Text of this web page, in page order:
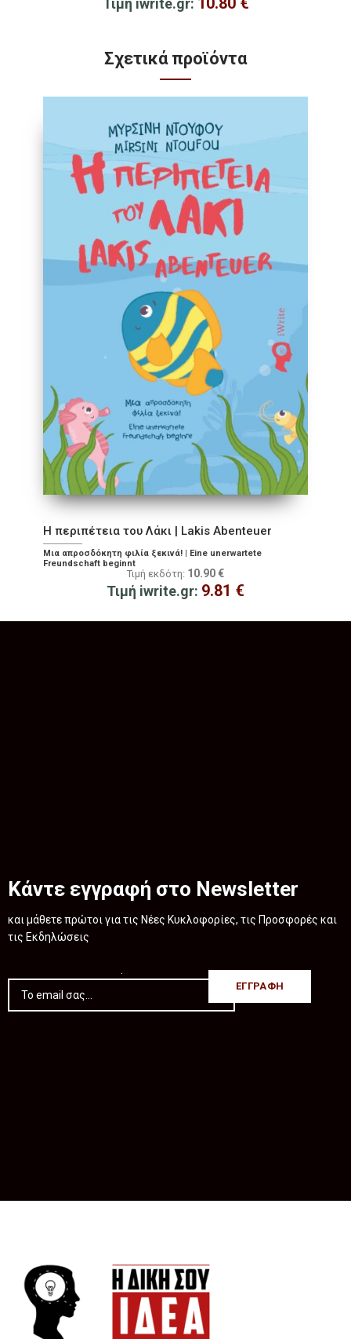
Τιμή iwrite.gr:
Σχετικά προϊόντα
Η περιπέτεια του Λάκι | Lakis Abenteuer
Μια απροσδόκητη φιλία ξεκινά! | Eine unerwartete
Freundschaft beginnt
Τιμή εκδότη: 10.90 €
Τιμή iwrite.gr: 9.81 €
Κάντε εγγραφή στο Newsletter
και μάθετε πρώτοι για τις Νέες Κυκλοφορίες, τις Προσφορές και
τις Εκδηλώσεις